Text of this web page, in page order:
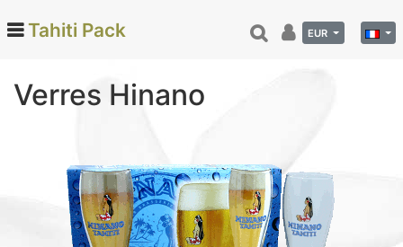
Tamanu (12)
Noix de coco (24)
Vanille de Tahiti (26)
Tahiti Pack EUR
Verres Hinano